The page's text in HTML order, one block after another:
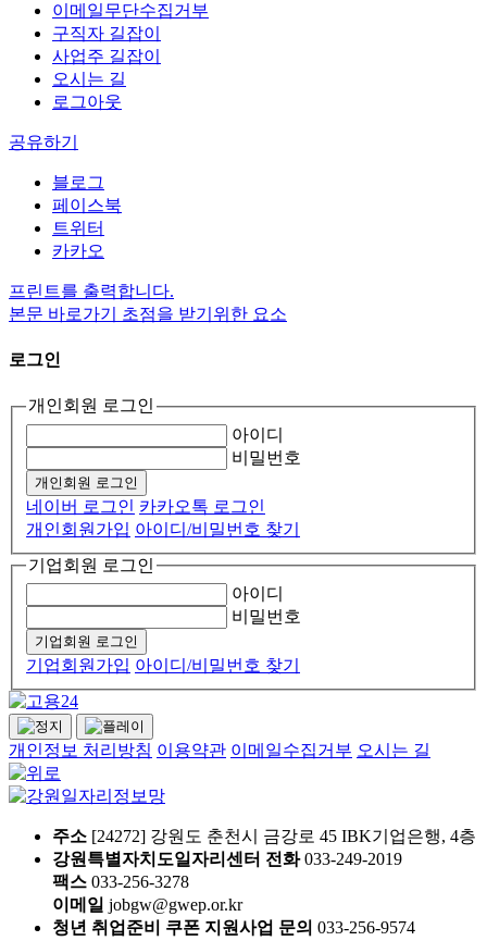
이메일무단수집거부
구직자 길잡이
사업주 길잡이
오시는 길
로그아웃
공유하기
블로그
페이스북
트위터
카카오
프린트를 출력합니다.
본문 바로가기 초점을 받기위한 요소
로그인
개인회원 로그인
아이디
비밀번호
개인회원 로그인
네이버 로그인 카카오톡 로그인
개인회원가입 아이디/비밀번호 찾기
기업회원 로그인
아이디
비밀번호
기업회원 로그인
기업회원가입 아이디/비밀번호 찾기
개인정보 처리방침 이용약관 이메일수집거부 오시는 길
주소 [24272] 강원도 춘천시 금강로 45 IBK기업은행, 4층
강원특별자치도일자리센터 전화 033-249-2019
팩스 033-256-3278
이메일 jobgw@gwep.or.kr
청년 취업준비 쿠폰 지원사업 문의 033-256-9574